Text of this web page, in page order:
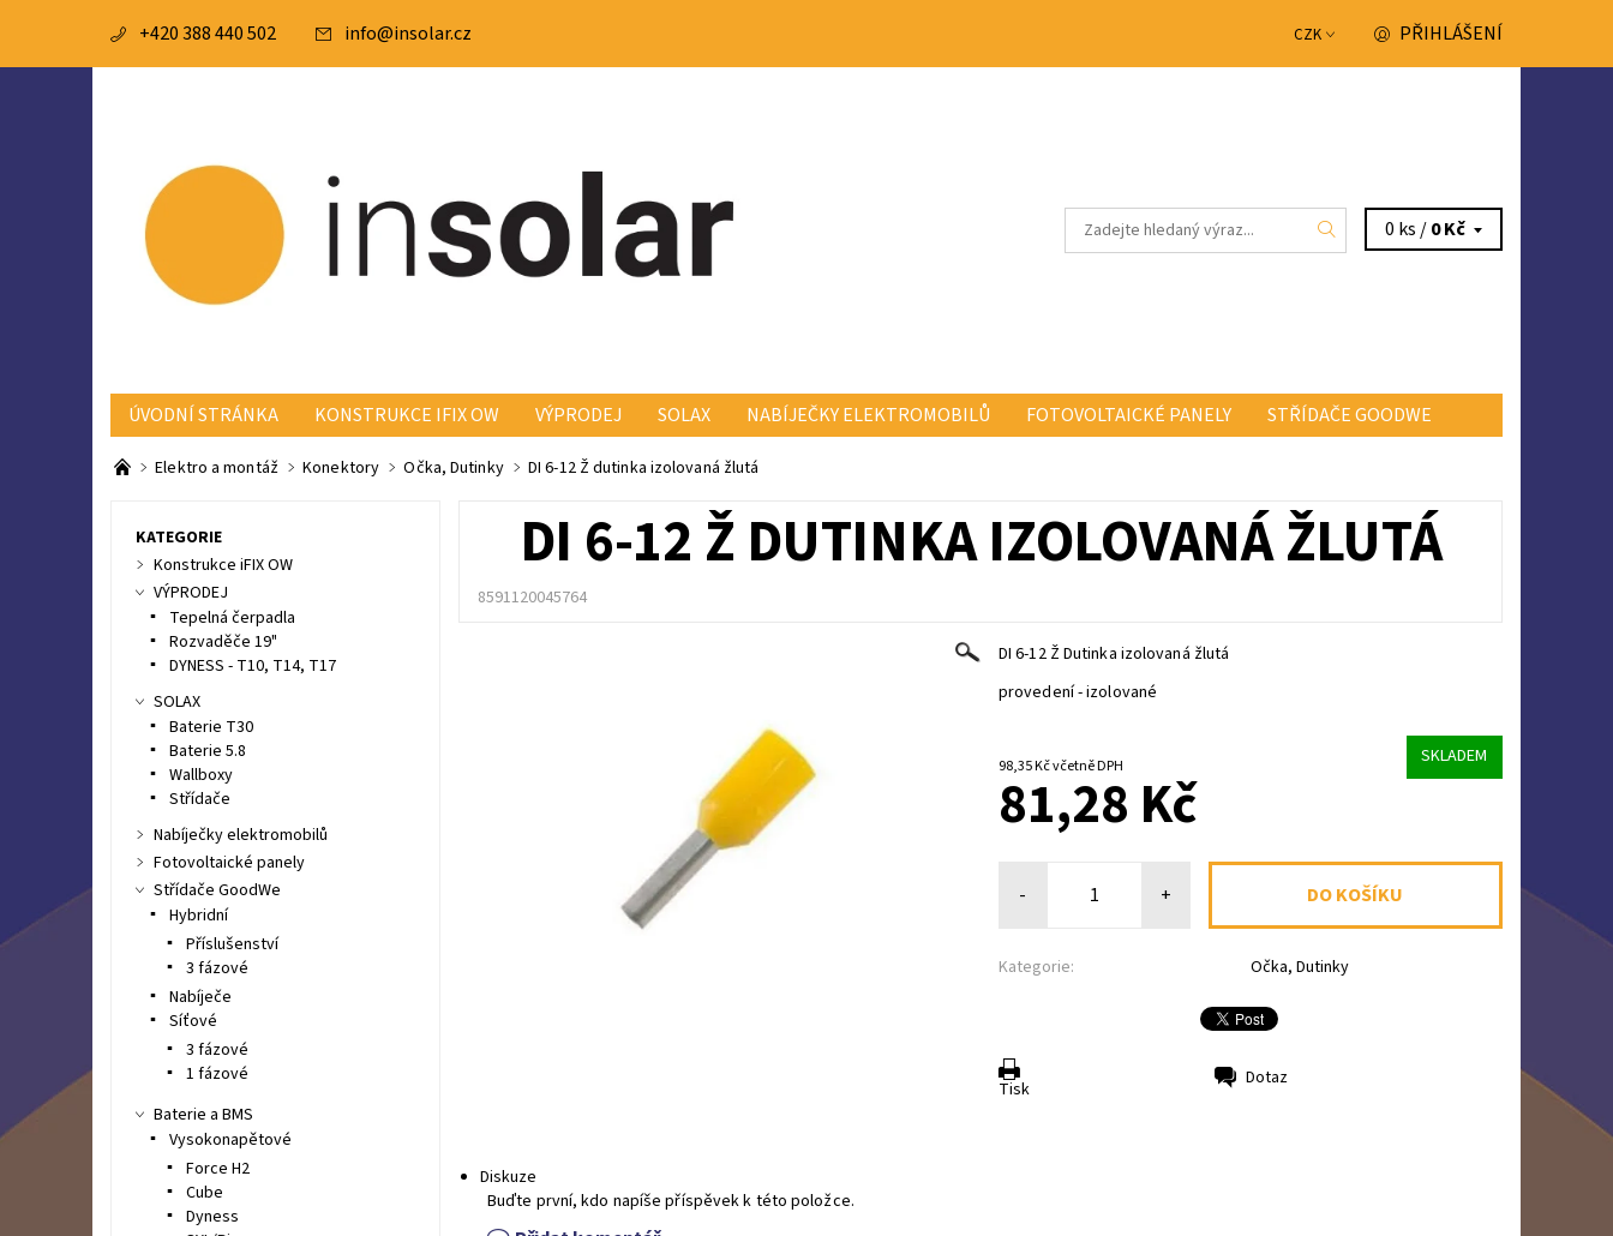
+420 388 440 502 info@insolar.cz CZK PŘIHLÁŠENÍ
0 ks /0 Kč
ÚVODNÍ STRÁNKA KONSTRUKCE IFIX OW VÝPRODEJ SOLAX NABÍJEČKY ELEKTROMOBILŮ FOTOVOLTAICKÉ PANELY
STŘÍDAČE GOODWE
BATERIE A BMS
KONSTRUKCE KRAJICZECH KONSTRUKCE FISCHER FISCH
Elektro a montáž Konektory Očka, Dutinky DI 6-12 Ž dutinka izolovaná žlutá
DI 6-12 Ž DUTINKA IZOLOVANÁ ŽLUTÁ
8591120045764
DI 6-12 Ž Dutinka izolovaná žlutá
provedení - izolované
98,35 Kč včetně DPH SKLADEM
81,28 Kč
- +
Kategorie: Očka, Dutinky
Tisk Dotaz
Diskuze
Buďte první, kdo napíše příspěvek k této položce.
KATEGORIE
Konstrukce iFIX OW
VÝPRODEJ
Tepelná čerpadla
Rozvaděče 19"
DYNESS - T10, T14, T17
SOLAX
Baterie T30
Baterie 5.8
Wallboxy
Střídače
Nabíječky elektromobilů
Fotovoltaické panely
Střídače GoodWe
Hybridní
Příslušenství
3 fázové
Nabíječe
Síťové
3 fázové
1 fázové
Baterie a BMS
Vysokonapětové
Force H2
Cube
Dyness